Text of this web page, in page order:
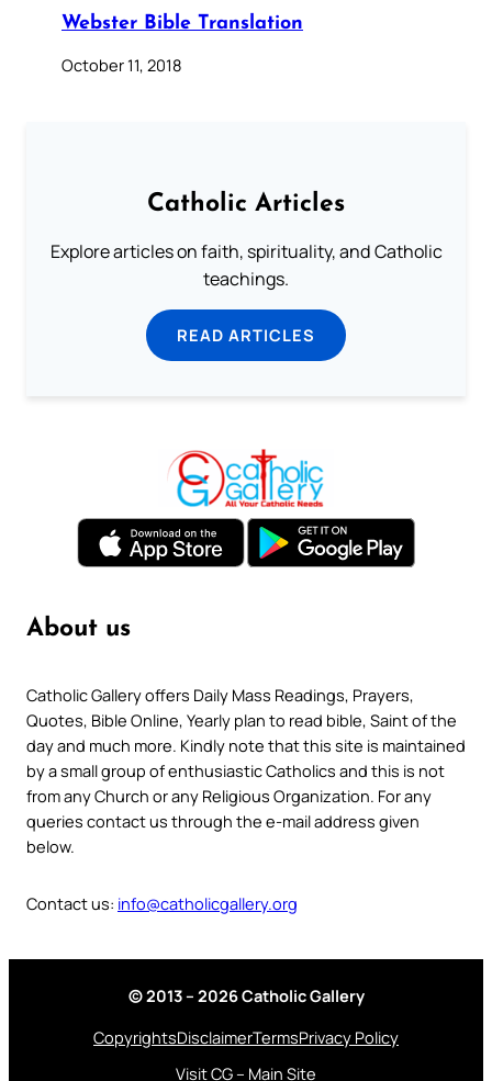
Webster Bible Translation
October 11, 2018
Catholic Articles
Explore articles on faith, spirituality, and Catholic
teachings.
READ ARTICLES
About us
Catholic Gallery offers Daily Mass Readings, Prayers,
Quotes, Bible Online, Yearly plan to read bible, Saint of the
day and much more. Kindly note that this site is maintained
by a small group of enthusiastic Catholics and this is not
from any Church or any Religious Organization. For any
queries contact us through the e-mail address given
below.
Contact us: info@catholicgallery.org
© 2013 – 2026 Catholic Gallery
CopyrightsDisclaimerTermsPrivacy Policy
Visit CG – Main Site